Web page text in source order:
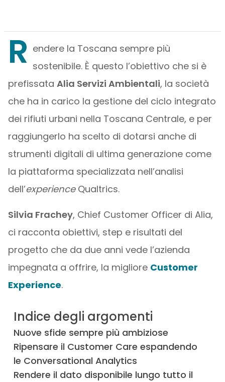
R endere la Toscana sempre più
sostenibile. È questo l’obiettivo che si è
prefissata Alia Servizi Ambientali, la società
che ha in carico la gestione del ciclo integrato
dei rifiuti urbani nella Toscana Centrale, e per
raggiungerlo ha scelto di dotarsi anche di
strumenti digitali di ultima generazione come
la piattaforma specializzata nell’analisi
dell’experienceQualtrics.
Silvia Frachey, Chief Customer Officer di Alia,
ci racconta obiettivi, step e risultati del
progetto che da due anni vede l’azienda
impegnata a offrire, la migliore Customer
Experience.
Indice degli argomenti
Nuove sfide sempre più ambiziose
Ripensare il Customer Care espandendo
le Conversational Analytics
Rendere il dato disponibile lungo tutto il